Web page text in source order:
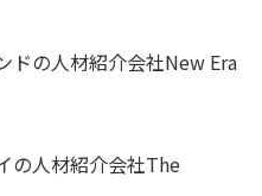
ドの人材紹介会社New Era
の人材紹介会社The